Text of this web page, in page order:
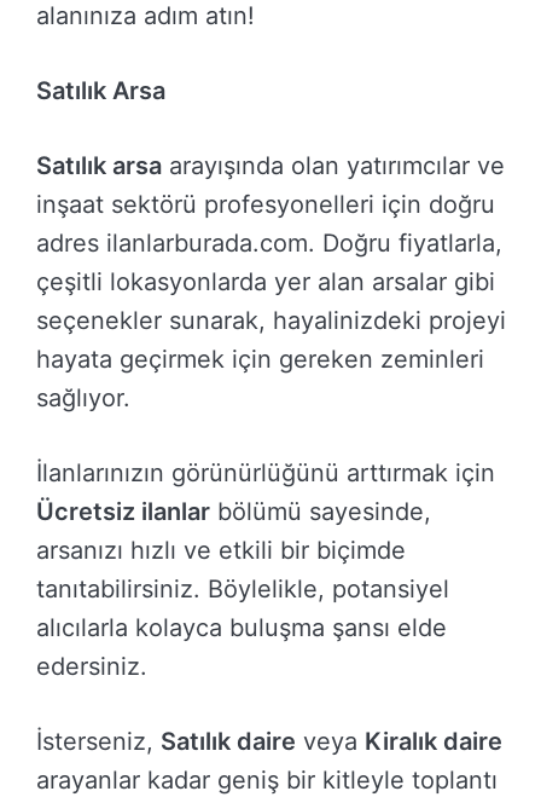
alanınıza adım atın!
Satılık Arsa
Satılık arsa arayışında olan yatırımcılar ve
inşaat sektörü profesyonelleri için doğru
adres ilanlarburada.com. Doğru fiyatlarla,
çeşitli lokasyonlarda yer alan arsalar gibi
seçenekler sunarak, hayalinizdeki projeyi
hayata geçirmek için gereken zeminleri
sağlıyor.
İlanlarınızın görünürlüğünü arttırmak için
Ücretsiz ilanlar bölümü sayesinde,
arsanızı hızlı ve etkili bir biçimde
tanıtabilirsiniz. Böylelikle, potansiyel
alıcılarla kolayca buluşma şansı elde
edersiniz.
İsterseniz, Satılık daire veya Kiralık daire
arayanlar kadar geniş bir kitleyle toplantı